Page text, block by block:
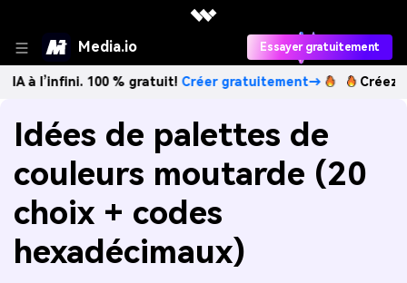
Media.io Essayer gratuitement
100 % gratuit!Créer gratuitement→ Créez des
Idées de palettes de
couleurs moutarde (20
choix + codes
hexadécimaux)